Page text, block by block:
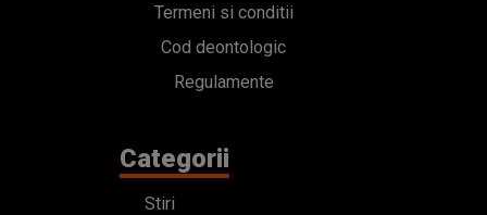
Termeni si conditii
Cod deontologic
Regulamente
Categorii
Stiri